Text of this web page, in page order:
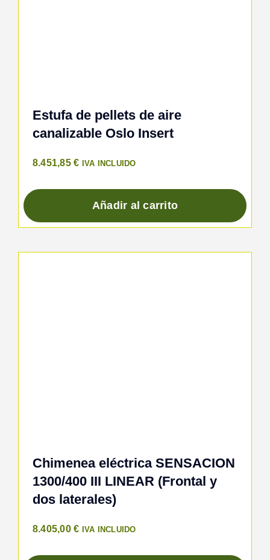
Estufa de pellets de aire
canalizable Oslo Insert
8.451,85€ IVA INCLUIDO
Añadir al carrito
Chimenea eléctrica SENSACION
1300/400 III LINEAR (Frontal y
dos laterales)
8.405,00€ IVA INCLUIDO